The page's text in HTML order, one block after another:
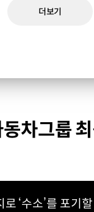
더보기
차그룹
로 ‘수소’를 포기